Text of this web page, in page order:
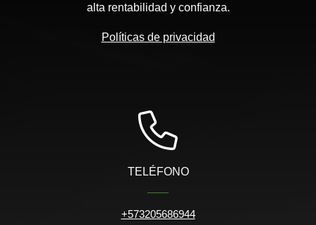
alta rentabilidad y confianza.
Políticas de privacidad
TELÉFONO
+573205686944